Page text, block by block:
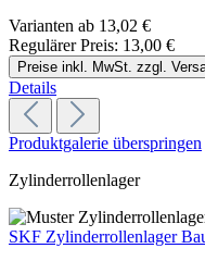
Varianten ab 13,02 €
Regulärer Preis: 13,00 €
Preise inkl. MwSt. zzgl.
Details
Produktgalerie überspringen
Zylinderrollenlager
SKF Zylinderrollenlager